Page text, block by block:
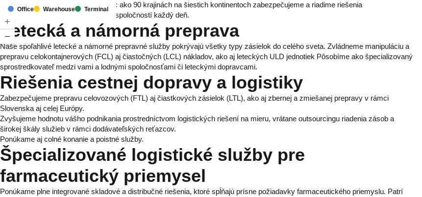
Office Warehouse Terminal
S pobočkami a zastúpeniami vo viac ako 90 krajinách na šiestich kontinentoch zabezpečujeme a riadime riešenia
dodávateľských reťazcov pre tisíce spoločností každý deň.
Letecká a námorná preprava
Naše spoľahlivé letecké a námorné prepravné služby pokrývajú všetky typy zásielok do celého sveta. Zvládneme manipuláciu a
prepravu celokontajnerových (FCL) aj čiastočných (LCL) nákladov, ako aj leteckých ULD jednotiek Pôsobíme ako špecializovaný
sprostredkovateľ medzi vami a lodnými spoločnosťami či leteckými dopravcami.
Riešenia cestnej dopravy a logistiky
Zabezpečujeme prepravu celovozových (FTL) aj čiastkových zásielok (LTL), ako aj zbernej a zmiešanej prepravy v rámci
Slovenska aj celej Európy.
Zvyšujeme hodnotu vášho podnikania prostredníctvom logistických riešení na mieru, vrátane outsourcingu riadenia zásob a
širokej škály služieb v rámci dodávateľských reťazcov.
Ponúkame aj colné konanie a poistné služby.
Špecializované logistické služby pre
farmaceutický priemysel
Ponúkame plne integrované skladové a distribučné riešenia, ktoré spĺňajú prísne požiadavky farmaceutického priemyslu. Patrí